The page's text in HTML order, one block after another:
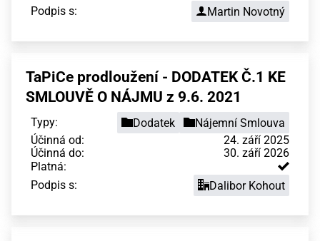
Podpis s:
Martin Novotný
TaPiCe prodloužení - DODATEK Č.1 KE
SMLOUVĚ O NÁJMU z 9.6. 2021
Typy: Dodatek
Nájemní Smlouva
Účinná od:
24. září 2025
Účinná do:
30. září 2026
Platná:
Podpis s:
Dalibor Kohout